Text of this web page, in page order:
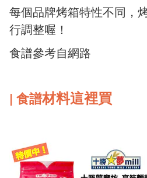
每個品牌烤箱特性不同，
行調整喔！
食譜參考自網路
| 食譜材料這裡買